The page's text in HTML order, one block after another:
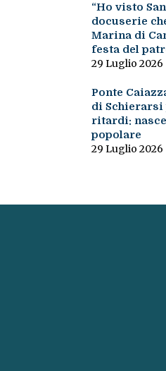
“Ho visto
docuserie
Marina di
festa del
29 Luglio 2026
Ponte
di
ritardi:
popolare
29 Luglio 2026